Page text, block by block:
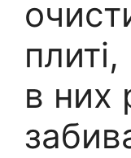
в них